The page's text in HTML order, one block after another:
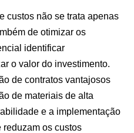
custos não se trata apenas
de otimizar os
identificar
o valor do investimento.
de contratos vantajosos
de materiais de alta
e a implementação
os custos